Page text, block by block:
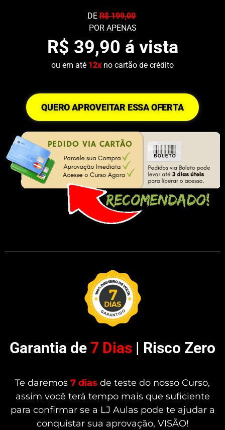
DE R$ 199,00
POR APENAS
R$ 39,90 á vista
ou em até 12x no cartão de crédito
QUERO APROVEITAR ESSA OFERTA
Garantia de 7 Dias | Risco Zero
Te daremos 7 dias de teste do nosso Curso,
assim você terá tempo mais que suficiente
para confirmar se a LJ Aulas pode te ajudar a
conquistar sua aprovação, VISÃO!